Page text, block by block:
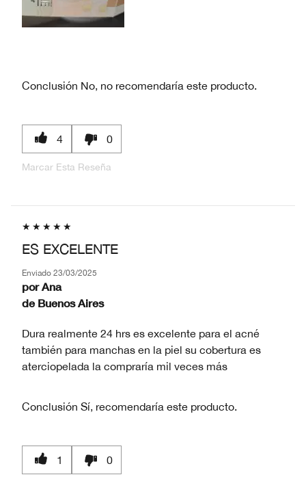
Conclusión No, no recomendaría este producto.
4 0
Marcar Esta Reseña
ES EXCELENTE
Enviado 23/03/2025
por Ana
de Buenos Aires
Dura realmente 24 hrs es excelente para el acné
también para manchas en la piel su cobertura es
aterciopelada la compraría mil veces más
Conclusión Sí, recomendaría este producto.
1 0